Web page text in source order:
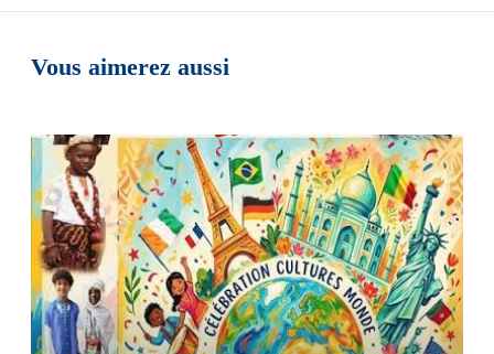
Vous aimerez aussi